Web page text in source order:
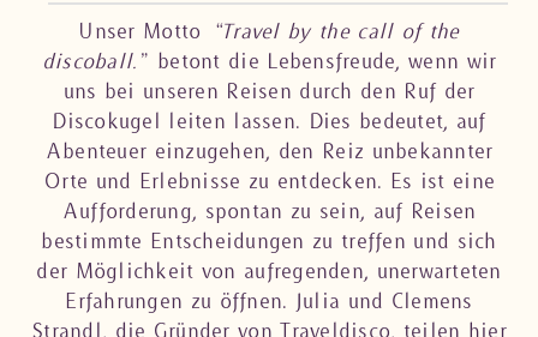
Unser Motto
“Travel by the call of the
discoball.”betont die Lebensfreude, wenn wir
uns bei unseren Reisen durch den Ruf der
Discokugel leiten lassen. Dies bedeutet, auf
Abenteuer einzugehen, den Reiz unbekannter
Orte und Erlebnisse zu entdecken. Es ist eine
Aufforderung, spontan zu sein, auf Reisen
bestimmte Entscheidungen zu treffen und sich
der Möglichkeit von aufregenden, unerwarteten
Erfahrungen zu öffnen. Julia und Clemens
Strandl, die Gründer von Traveldisco, teilen hier